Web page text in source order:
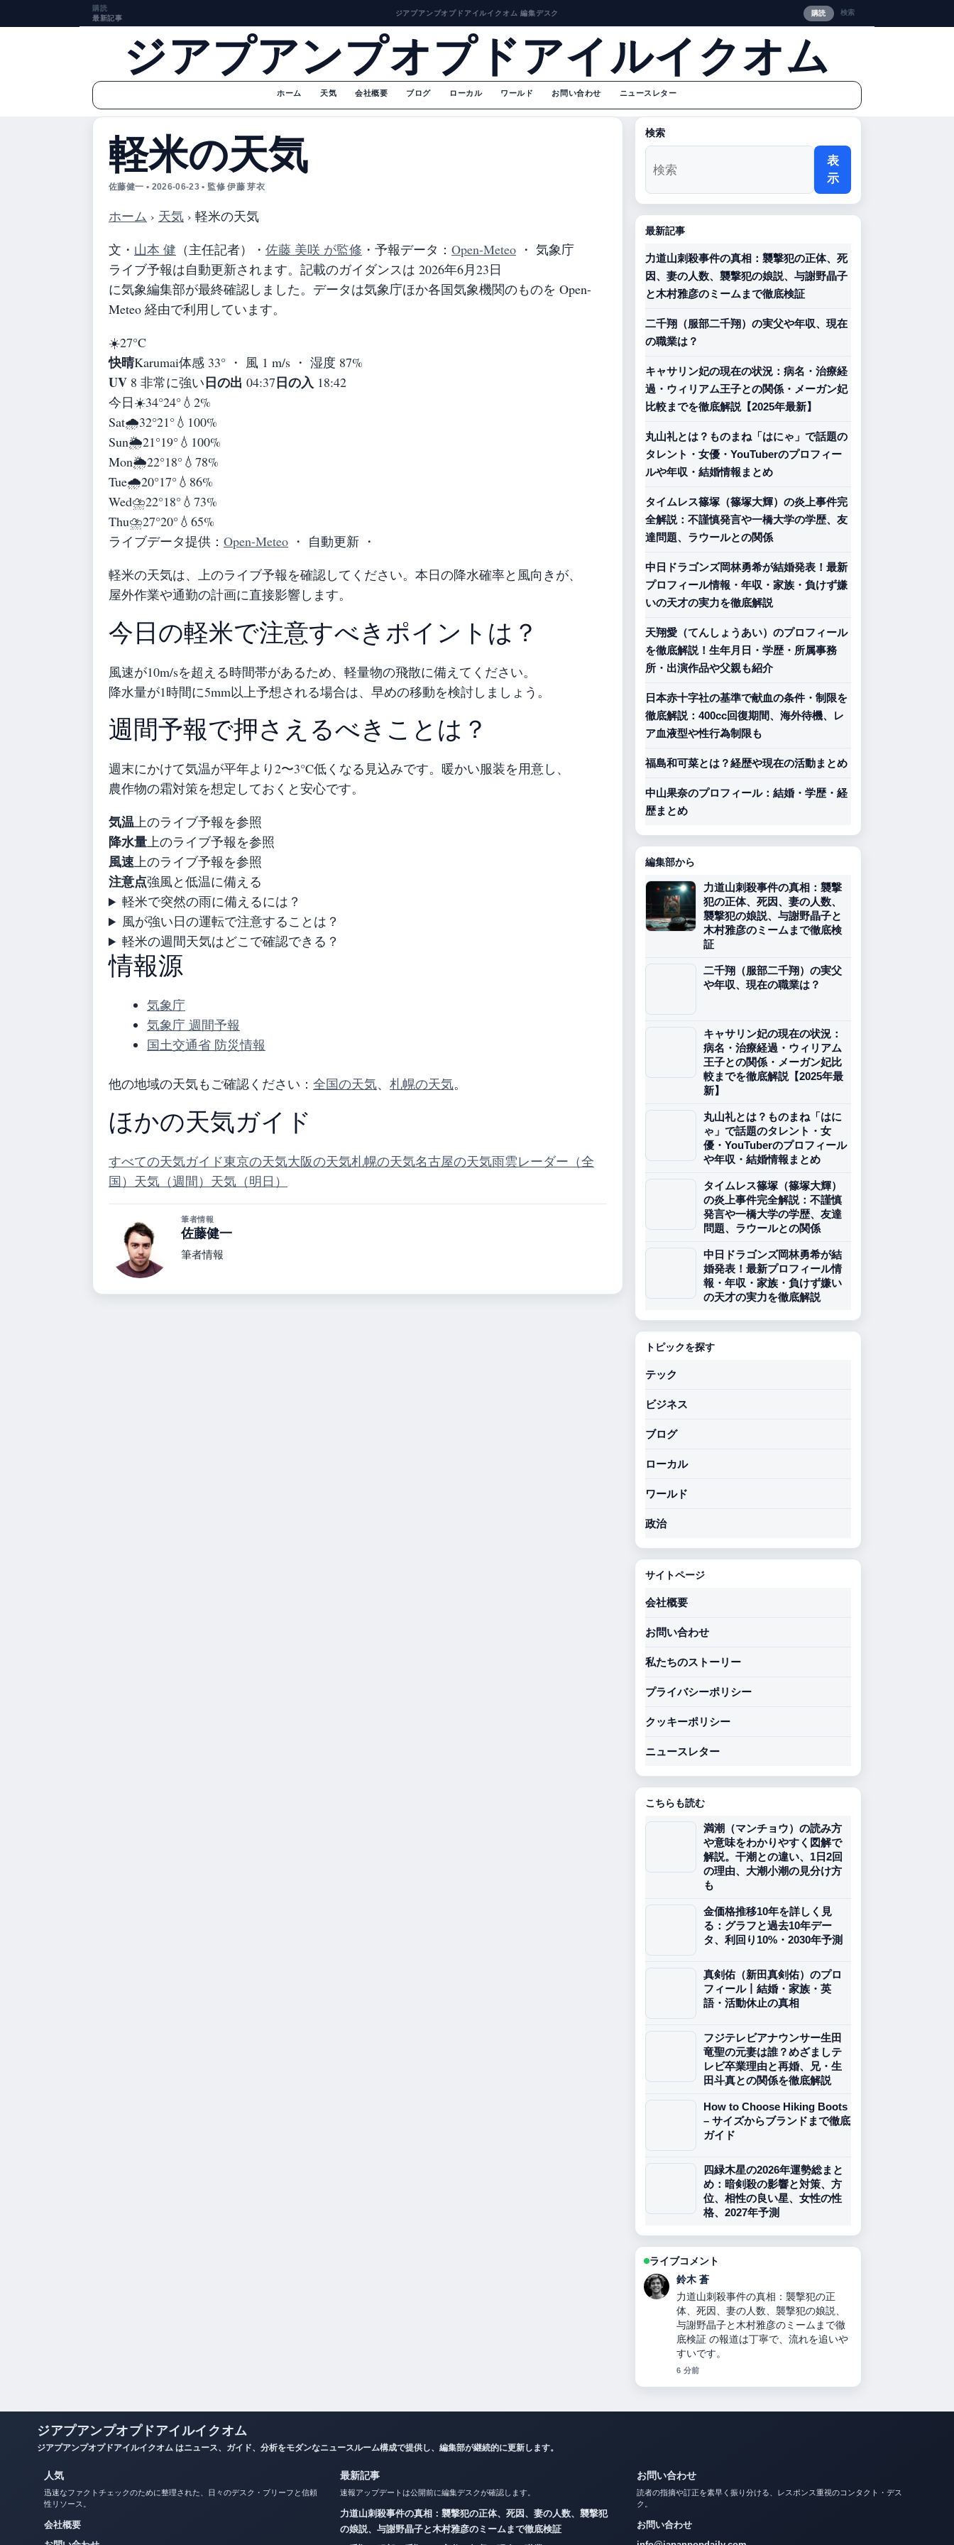
購読
最新記事
ジアプアンプオプドアイルイクオム 編集デスク 購読 検索
ジアプアンプオプドアイルイクオム
ホーム 天気 会社概要 ブログ ローカル ワールド お問い合わせ ニュースレター
軽米の天気
佐藤健一 • 2026-06-23 • 監修 伊藤 芽衣
ホーム › 天気 › 軽米の天気
文・ 山本 健 （主任記者） ・ 佐藤 美咲 が監修 ・ 予報データ： Open-Meteo ・ 気象庁
ライブ予報は自動更新されます。記載のガイダンスは 2026年6月23日
に気象編集部が最終確認しました。データは気象庁ほか各国気象機関のものを Open-
Meteo 経由で利用しています。
☀️27°C
快晴Karumai体感 33° ・ 風 1 m/s ・ 湿度 87%
UV 8 非常に強い日の出 04:37日の入 18:42
今日☀️34°24°💧2%
Sat🌧️32°21°💧100%
Sun🌦️21°19°💧100%
Mon🌦️22°18°💧78%
Tue🌧️20°17°💧86%
Wed⛈️22°18°💧73%
Thu⛈️27°20°💧65%
ライブデータ提供： Open-Meteo ・ 自動更新 ・
軽米の天気は、上のライブ予報を確認してください。本日の降水確率と風向きが、
屋外作業や通勤の計画に直接影響します。
今日の軽米で注意すべきポイントは？
風速が10m/sを超える時間帯があるため、軽量物の飛散に備えてください。
降水量が1時間に5mm以上予想される場合は、早めの移動を検討しましょう。
週間予報で押さえるべきことは？
週末にかけて気温が平年より2〜3°C低くなる見込みです。暖かい服装を用意し、
農作物の霜対策を想定しておくと安心です。
気温上のライブ予報を参照
降水量上のライブ予報を参照
風速上のライブ予報を参照
注意点強風と低温に備える
軽米で突然の雨に備えるには？
風が強い日の運転で注意することは？
軽米の週間天気はどこで確認できる？
情報源
気象庁
気象庁 週間予報
国土交通省 防災情報
他の地域の天気もご確認ください： 全国の天気、 札幌の天気。
ほかの天気ガイド
すべての天気ガイド東京の天気大阪の天気札幌の天気名古屋の天気雨雲レーダー（全
国） 天気（週間） 天気（明日）
筆者情報
佐藤健一
筆者情報
検索
表
示
最新記事
力道山刺殺事件の真相：襲撃犯の正体、死
因、妻の人数、襲撃犯の娘説、与謝野晶子
と木村雅彦のミームまで徹底検証
二千翔（服部二千翔）の実父や年収、現在
の職業は？
キャサリン妃の現在の状況：病名・治療経
過・ウィリアム王子との関係・メーガン妃
比較までを徹底解説【2025年最新】
丸山礼とは？ものまね「はにゃ」で話題の
タレント・女優・YouTuberのプロフィー
ルや年収・結婚情報まとめ
タイムレス篠塚（篠塚大輝）の炎上事件完
全解説：不謹慎発言や一橋大学の学歴、友
達問題、ラウールとの関係
中日ドラゴンズ岡林勇希が結婚発表！最新
プロフィール情報・年収・家族・負けず嫌
いの天才の実力を徹底解説
天翔愛（てんしょうあい）のプロフィール
を徹底解説！生年月日・学歴・所属事務
所・出演作品や父親も紹介
日本赤十字社の基準で献血の条件・制限を
徹底解説：400cc回復期間、海外待機、レ
ア血液型や性行為制限も
福島和可菜とは？経歴や現在の活動まとめ
中山果奈のプロフィール：結婚・学歴・経
歴まとめ
編集部から
力道山刺殺事件の真相：襲撃
犯の正体、死因、妻の人数、
襲撃犯の娘説、与謝野晶子と
木村雅彦のミームまで徹底検
証
二千翔（服部二千翔）の実父
や年収、現在の職業は？
キャサリン妃の現在の状況：
病名・治療経過・ウィリアム
王子との関係・メーガン妃比
較までを徹底解説【2025年最
新】
丸山礼とは？ものまね「はに
ゃ」で話題のタレント・女
優・YouTuberのプロフィール
や年収・結婚情報まとめ
タイムレス篠塚（篠塚大輝）
の炎上事件完全解説：不謹慎
発言や一橋大学の学歴、友達
問題、ラウールとの関係
中日ドラゴンズ岡林勇希が結
婚発表！最新プロフィール情
報・年収・家族・負けず嫌い
の天才の実力を徹底解説
トピックを探す
テック
ビジネス
ブログ
ローカル
ワールド
政治
サイトページ
会社概要
お問い合わせ
私たちのストーリー
プライバシーポリシー
クッキーポリシー
ニュースレター
こちらも読む
満潮（マンチョウ）の読み方
や意味をわかりやすく図解で
解説。干潮との違い、1日2回
の理由、大潮小潮の見分け方
も
金価格推移10年を詳しく見
る：グラフと過去10年デー
タ、利回り10%・2030年予測
真剣佑（新田真剣佑）のプロ
フィール丨結婚・家族・英
語・活動休止の真相
フジテレビアナウンサー生田
竜聖の元妻は誰？めざましテ
レビ卒業理由と再婚、兄・生
田斗真との関係を徹底解説
How to Choose Hiking Boots
– サイズからブランドまで徹底
ガイド
四緑木星の2026年運勢総まと
め：暗剣殺の影響と対策、方
位、相性の良い星、女性の性
格、2027年予測
ライブコメント
渡辺 結衣
二千翔（服部二千翔）の実父や年収、
現在の職業は？ 周辺の検証がしっかり
していて安心感があります。
8 分前
ジアプアンプオプドアイルイクオム はニュース、ガイド、分析をモダンなニュースルーム構成で提供し、編集部が継続的に更新します。
人気
迅速なファクトチェックのために整理された、日々のデスク・ブリーフと信頼
性リソース。
会社概要
お問い合わせ
私たちのストーリー
最新記事
速報アップデートは公開前に編集デスクが確認します。
力道山刺殺事件の真相：襲撃犯の正体、死因、妻の人数、襲撃犯
の娘説、与謝野晶子と木村雅彦のミームまで徹底検証
二千翔（服部二千翔）の実父や年収、現在の職業は？
読者の指摘や訂正を素早く振り分ける、レスポンス重視のコンタクト・デス
ク。
お問い合わせ
info@japanpopdaily.com
編集部からの返信目安: 通常1営業日以内。